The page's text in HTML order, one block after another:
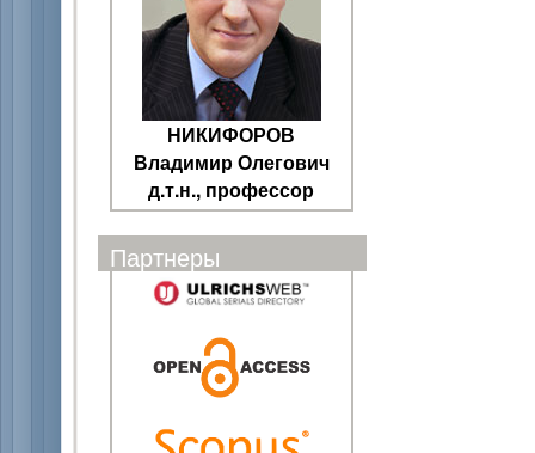
НИКИФОРОВ
Владимир Олегович
д.т.н., профессор
Партнеры